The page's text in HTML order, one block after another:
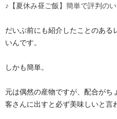
♪【夏休み昼ご飯】簡単で評判の
だいぶ前にも紹介したことのある
いんです。
しかも簡単。
元は偶然の産物ですが、配合がち
客さんに出すと必ず美味しいと言